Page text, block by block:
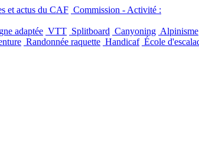
Commission - Activité :
adaptée VTT Splitboard Canyoning Alpinisme
Randonnée raquette Handicaf École